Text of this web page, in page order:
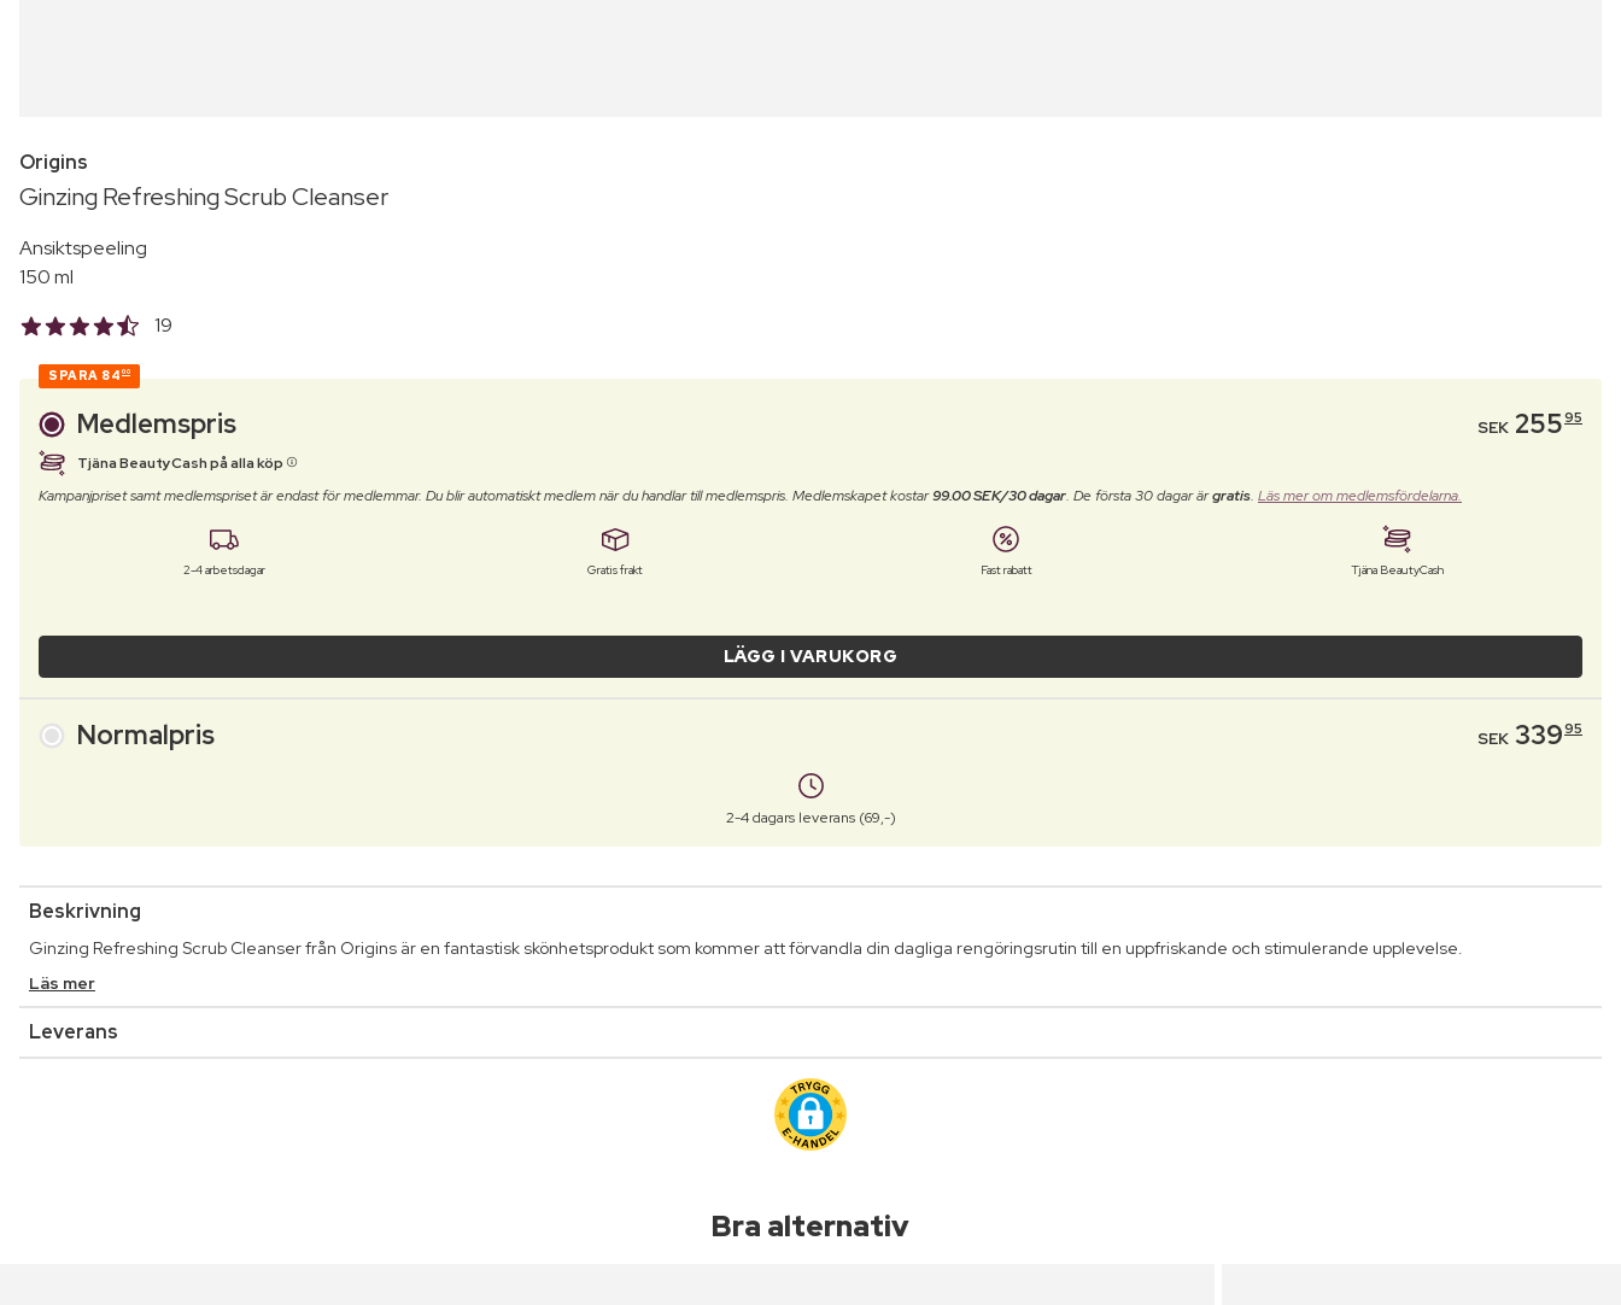
Origins
Ginzing Refreshing Scrub Cleanser
Ansiktspeeling
150 ml
19
SPARA 84 00
Medlemspris SEK 25595
Tjäna BeautyCash på alla köp
Kampanjpriset samt medlemspriset är endast för medlemmar. Du blir automatiskt medlem när du handlar till medlemspris. Medlemskapet kostar99.00 SEK/30 dagar. De första 30 dagar ärgratis. Läs mer om medlemsfördelarna.
2-4 arbetsdagar Gratis frakt Fast rabatt Tjäna BeautyCash
LÄGG I VARUKORG
Normalpris SEK 33995
2-4 dagars leverans (69,-)
Beskrivning
Ginzing Refreshing Scrub Cleanser från Origins är en fantastisk skönhetsprodukt som kommer att förvandla din dagliga rengöringsrutin till en uppfriskande och stimulerande upplevelse.
Läs mer
Leverans
Bra alternativ